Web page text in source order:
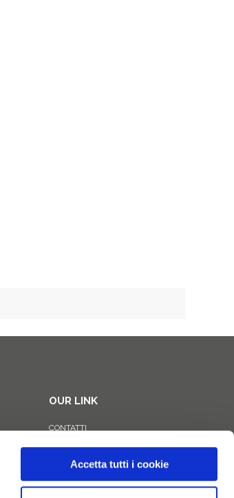
Accetta tutti i cookie
OUR LINK
CONTATTI
PRIVACY POLICY
COOKIE POLICY